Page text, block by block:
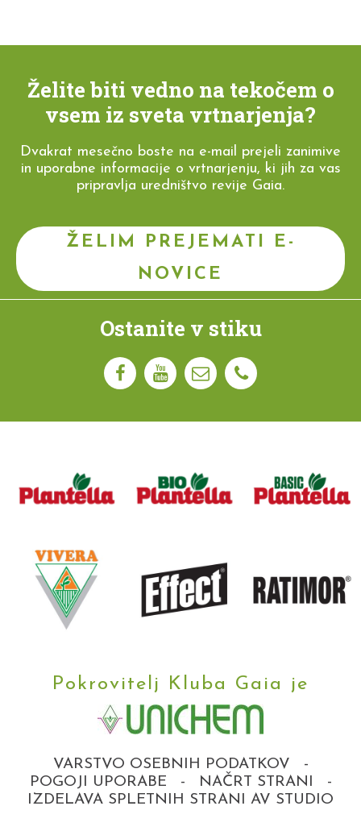
Želite biti vedno na tekočem o
vsem iz sveta vrtnarjenja?
Dvakrat mesečno boste na e-mail prejeli zanimive
in uporabne informacije o vrtnarjenju, ki jih za vas
pripravlja uredništvo revije Gaia.
ŽELIM PREJEMATI E-
NOVICE
Ostanite v stiku
Pokrovitelj Kluba Gaia je
VARSTVO OSEBNIH PODATKOV
-
POGOJI UPORABE
- NAČRT STRANI
-
IZDELAVA SPLETNIH STRANI AV STUDIO